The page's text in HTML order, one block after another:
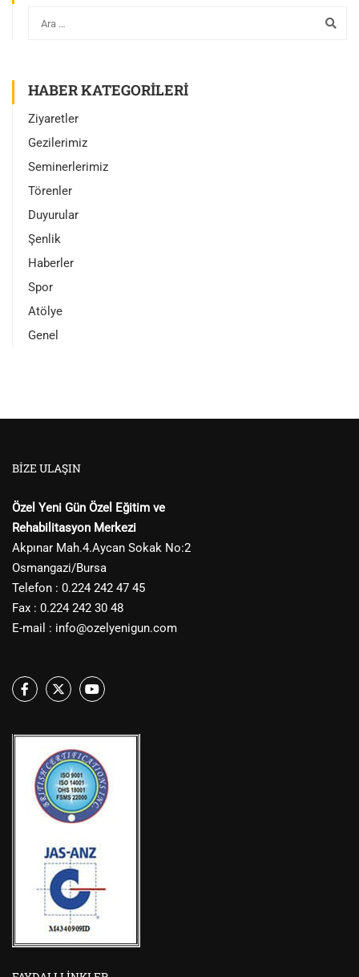
HABER KATEGORILERI
Ziyaretler
Gezilerimiz
Seminerlerimiz
Törenler
Duyurular
Şenlik
Haberler
Spor
Atölye
Genel
BIZE ULAŞIN
Özel Yeni Gün Özel Eğitim ve
Rehabilitasyon Merkezi
Akpınar Mah.4.Aycan Sokak No:2
Osmangazi/Bursa
Telefon : 0.224 242 47 45
Fax : 0.224 242 30 48
E-mail : info@ozelyenigun.com